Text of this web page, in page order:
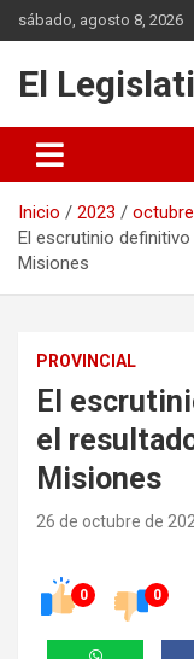
Saltar
al
sábado, agosto 8, 2026
El
Inicio 2023 octubre
El escrutinio
Misiones
PROVINCIAL
El
el
Misiones
26 de octubre de
0 0